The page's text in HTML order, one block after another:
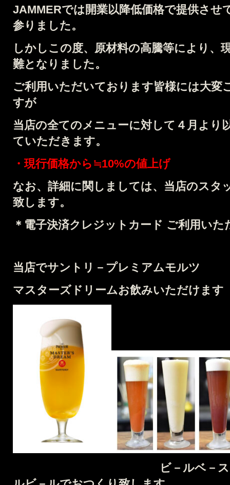
JAMMERでは開業以降低価格で提供させ
参りました。
しかしこの度、原材料の高騰等により、
難となりました。
ご利用いただいております皆様には大変
すが
当店の全てのメニューに対して４月より
ていただきます。
・現行価格から≒10%の値上げ
なお、詳細に関しましては、当店のスタ
致します。
＊電子決済クレジットカード ご利用いた
当店でサントリ－プレミアムモルツ
マスターズドリームお飲みいただけます
ビ－ルベ－スカクテ